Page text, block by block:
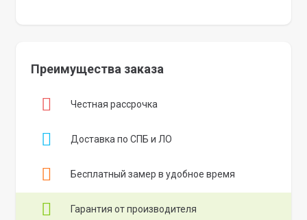
Преимущества заказа
Честная рассрочка
Доставка по СПБ и ЛО
Бесплатный замер в удобное время
Гарантия от производителя